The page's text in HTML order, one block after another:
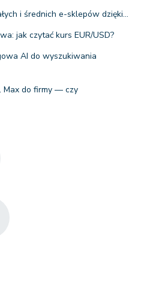
i średnich e-sklepów dzięki…
jak czytać kurs EUR/USD?
AI do wyszukiwania
Max do firmy — czy